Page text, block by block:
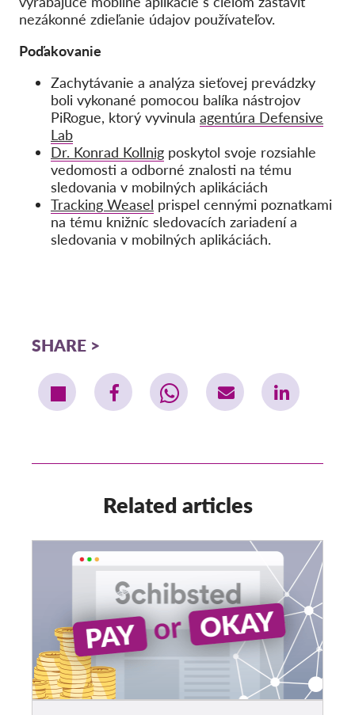
nezákonné zdieľanie údajov používateľov.
Poďakovanie
Zachytávanie a analýza sieťovej prevádzky
boli vykonané pomocou balíka nástrojov
PiRogue, ktorý vyvinula agentúra Defensive
Lab
Dr. Konrad Kollnig poskytol svoje rozsiahle
vedomosti a odborné znalosti na tému
sledovania v mobilných aplikáciách
Tracking Weasel prispel cennými poznatkami
na tému knižníc sledovacích zariadení a
sledovania v mobilných aplikáciách.
SHARE
Related articles